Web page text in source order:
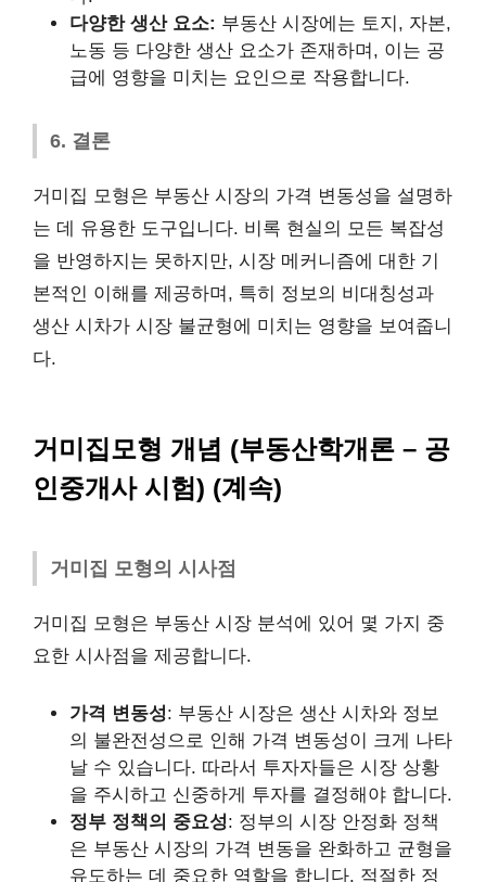
다양한 생산 요소: 부동산 시장에는 토지, 자본,
노동 등 다양한 생산 요소가 존재하며, 이는 공
급에 영향을 미치는 요인으로 작용합니다.
6. 결론
거미집 모형은 부동산 시장의 가격 변동성을 설명하
는 데 유용한 도구입니다. 비록 현실의 모든 복잡성
을 반영하지는 못하지만, 시장 메커니즘에 대한 기
본적인 이해를 제공하며, 특히 정보의 비대칭성과
생산 시차가 시장 불균형에 미치는 영향을 보여줍니
다.
거미집모형 개념 (부동산학개론 – 공
인중개사 시험) (계속)
거미집 모형의 시사점
거미집 모형은 부동산 시장 분석에 있어 몇 가지 중
요한 시사점을 제공합니다.
가격 변동성: 부동산 시장은 생산 시차와 정보
의 불완전성으로 인해 가격 변동성이 크게 나타
날 수 있습니다. 따라서 투자자들은 시장 상황
을 주시하고 신중하게 투자를 결정해야 합니다.
정부 정책의 중요성: 정부의 시장 안정화 정책
은 부동산 시장의 가격 변동을 완화하고 균형을
유도하는 데 중요한 역할을 합니다. 적절한 정